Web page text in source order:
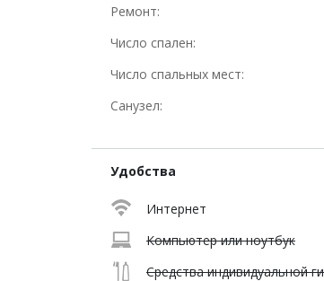
Ремонт:
Число спален:
Число спальных мест:
Санузел:
Удобства
Интернет
Компьютер или ноутбук
Средства индивидуальной